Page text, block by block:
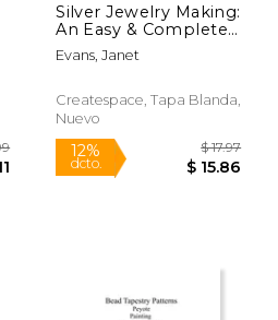
6%
dcto.
Silver Jewelry Making:
An Easy & Complete
Step by Step Guide
(en Inglés)
Evans, Janet
Createspace, Tapa Blanda,
Nuevo